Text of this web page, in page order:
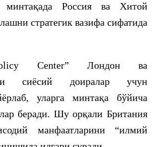
минтақада Россия ва Хитой
стратегик вазифа сифатида
Center” Лондон ва
сиёсий доиралар учун
уларга минтақа бўйича
беради. Шу орқали Британия
манфаатларини “илмий